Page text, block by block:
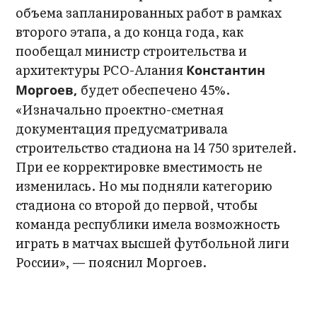
объема запланированных работ в рамках
второго этапа, а до конца года, как
пообещал министр строительства и
архитектуры РСО-Алания Константин
Моргоев, будет обеспечено 45%.
«Изначально проектно-сметная
документация предусматривала
строительство стадиона на 14 750 зрителей.
При ее корректировке вместимость не
изменилась. Но мы подняли категорию
стадиона со второй до первой, чтобы
команда республики имела возможность
играть в матчах высшей футбольной лиги
России», — пояснил Моргоев.